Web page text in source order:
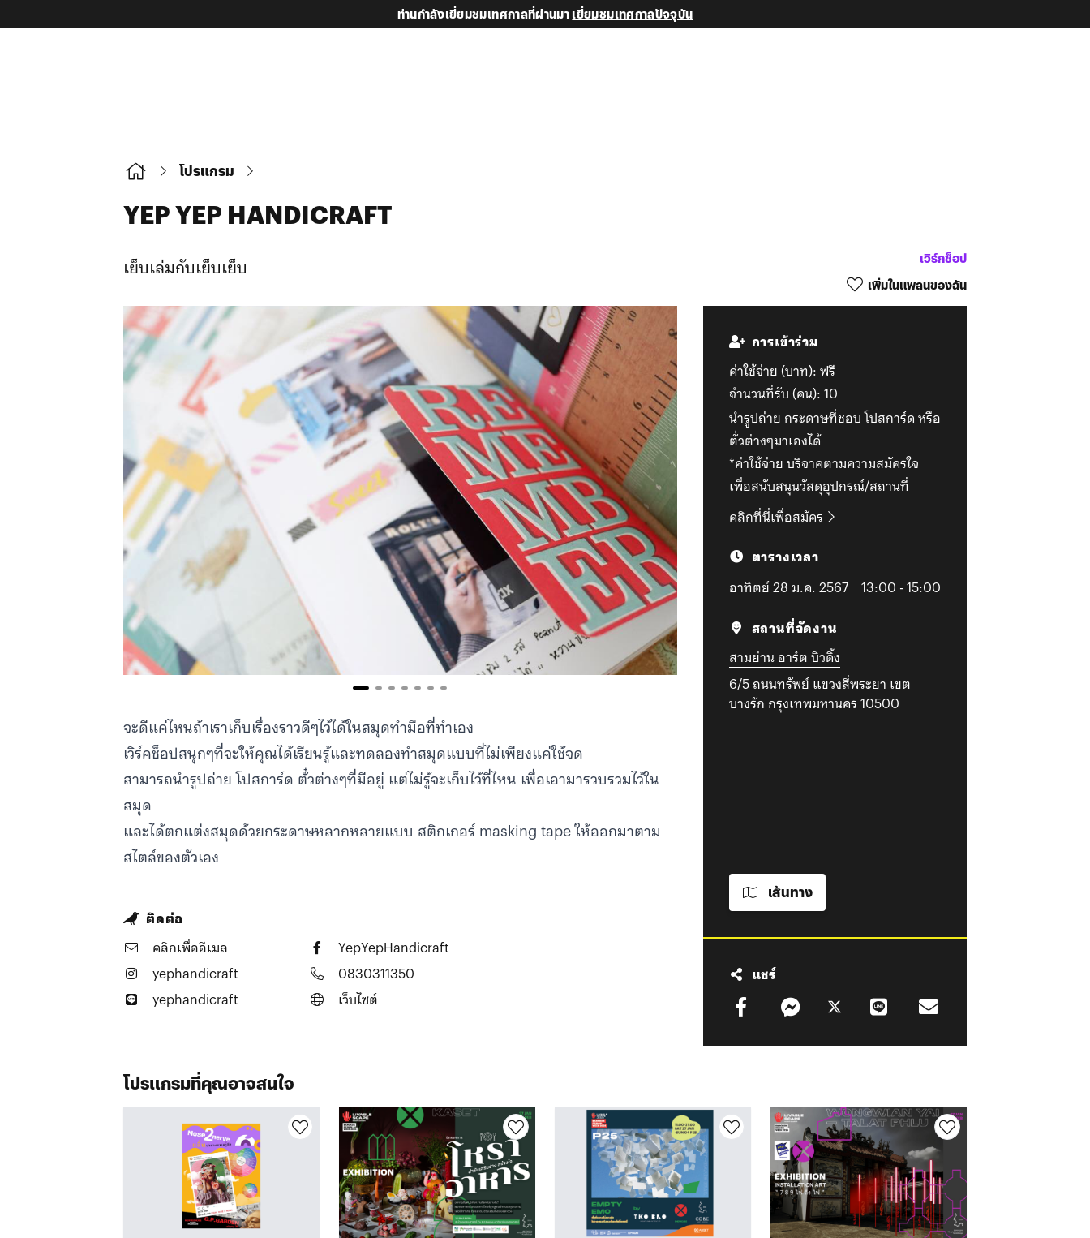
ท่านกำลังเยี่ยมชมเทศกาลที่ผ่านมา เยี่ยมชมเทศกาลปัจจุบัน
โปรแกรม
YEP YEP HANDICRAFT
เย็บเล่มกับเย็บเย็บ
เวิร์กช็อป
เพิ่มในแพลนของฉัน
จะดีแค่ไหนถ้าเราเก็บเรื่องราวดีๆไว้ได้ในสมุดทำมือที่ทำเอง
เวิร์คช็อปสนุกๆที่จะให้คุณได้เรียนรู้และทดลองทำสมุดแบบที่ไม่เพียงแค่ใช้จด
สามารถนำรูปถ่าย โปสการ์ด ตั๋วต่างๆที่มีอยู่ แต่ไม่รู้จะเก็บไว้ที่ไหน เพื่อเอามารวบรวมไว้ใน
สมุด
และได้ตกแต่งสมุดด้วยกระดาษหลากหลายแบบ สติกเกอร์ masking tape ให้ออกมาตาม
สไตล์ของตัวเอง
ติดต่อ
คลิกเพื่ออีเมล
YepYepHandicraft
yephandicraft
0830311350
yephandicraft
เว็บไซต์
การเข้าร่วม
ค่าใช้จ่าย (บาท): ฟรี
จำนวนที่รับ (คน): 10
นำรูปถ่าย กระดาษที่ชอบ โปสการ์ด หรือ
ตั๋วต่างๆมาเองได้
*ค่าใช้จ่าย บริจาคตามความสมัครใจ
เพื่อสนับสนุนวัสดุอุปกรณ์/สถานที่
คลิกที่นี่เพื่อสมัคร
ตารางเวลา
อาทิตย์ 28 ม.ค. 2567
13:00 - 15:00
สถานที่จัดงาน
สามย่าน อาร์ต บิวดิ้ง
6/5 ถนนทรัพย์ แขวงสี่พระยา เขต
บางรัก กรุงเทพมหานคร 10500
เส้นทาง
แชร์
โปรแกรมที่คุณอาจสนใจ